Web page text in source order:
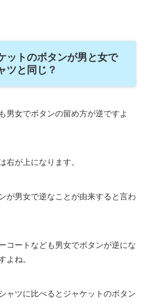
ットのボタンが男と女で
ツと同じ？
男女でボタンの留め方が逆ですよ
右が上になります。
が男女で逆なことが由来すると言わ
コートなども男女でボタンが逆にな
よね。
ャツに比べるとジャケットのボタン